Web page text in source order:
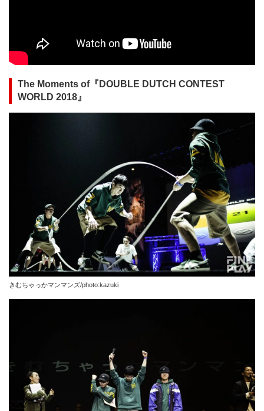
The Moments of『DOUBLE DUTCH CONTEST
WORLD 2018』
きむちゃっかマンマンズ/photo:kazuki